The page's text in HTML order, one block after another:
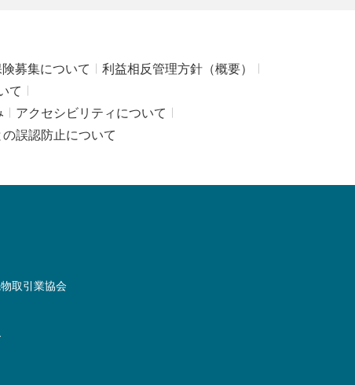
募集について
利益相反管理方針（概要）
て
アクセシビリティについて
誤認防止について
取引業協会